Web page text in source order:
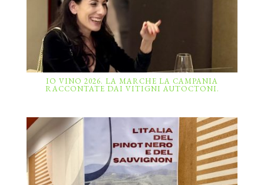
IO VINO 2026. LA MARCHE LA CAMPANIA
RACCONTATE DAI VITIGNI AUTOCTONI.